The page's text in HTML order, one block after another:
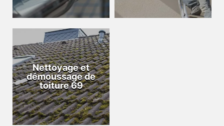
Nettoyage et
démoussage de
toiture 69